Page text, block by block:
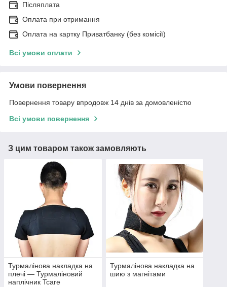
Післяплата
Оплата при отримання
Оплата на картку Приватбанку (без комісії)
Всі умови оплати
Умови повернення
Повернення товару впродовж 14 днів за домовленістю
Всі умови повернення
З цим товаром також замовляють
Турмалінова накладка на
плечі — Турмаліновий
наплічник Tcare
Турмалінова накладка на
шию з магнітами